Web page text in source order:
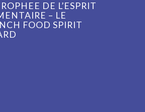
DE L’ESPRIT
– LE
FOOD SPIRIT